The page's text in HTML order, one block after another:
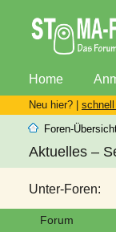
Home
Neu hier? |
Foren-
Aktuelles –
Unter-Foren:
Forum